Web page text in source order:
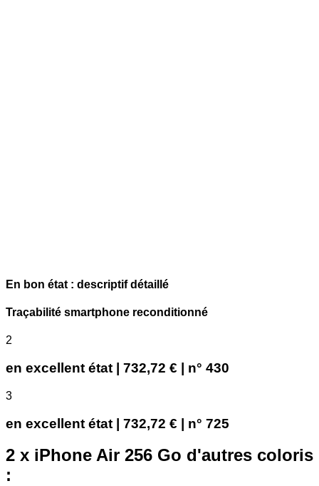
En bon état : descriptif détaillé
Traçabilité smartphone reconditionné
2
en excellent état | 732,72 € | n° 430
3
en excellent état | 732,72 € | n° 725
2 x iPhone Air 256 Go d'autres coloris
: